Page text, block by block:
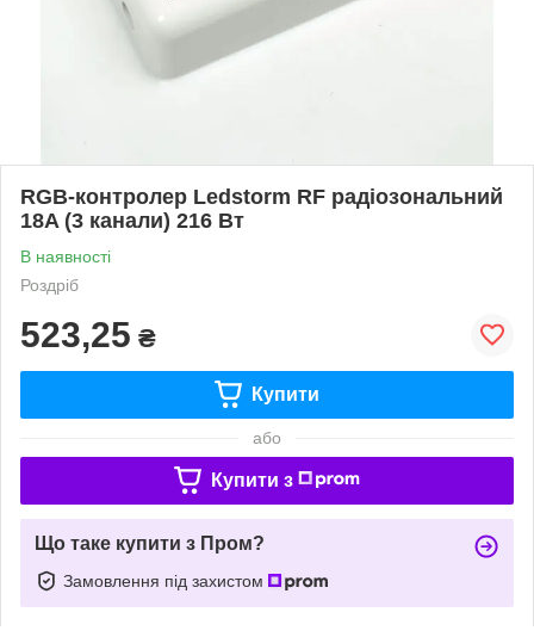
RGB-контролер Ledstorm RF радіозональний
18A (3 канали) 216 Вт
В наявності
Роздріб
523,25 ₴
Купити
або
Купити з
Що таке купити з Пром?
Замовлення під захистом